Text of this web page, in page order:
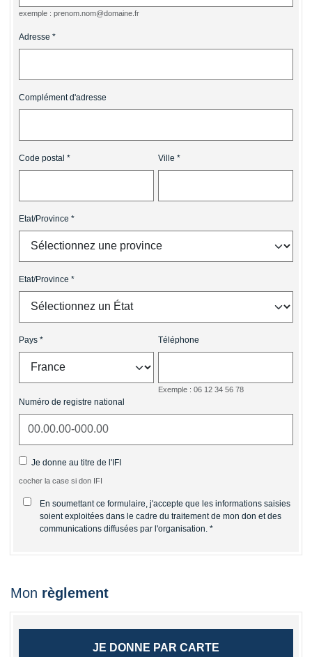
exemple : prenom.nom@domaine.fr
Adresse
Complément d'adresse
Code postal Ville
Etat/Province
Etat/Province
Pays Téléphone
Exemple : 06 12 34 56 78
Numéro de registre national
Je donne au titre de l'IFI
cocher la case si don IFI
En soumettant ce formulaire, j'accepte que les informations saisies
soient exploitées dans le cadre du traitement de mon don et des
communications diffusées par l'organisation.
Mon règlement
JE DONNE PAR CARTE